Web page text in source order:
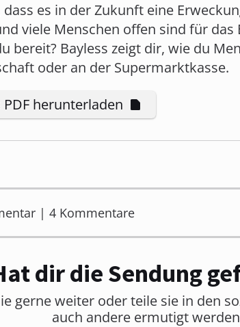
es in der Zukunft eine
viele Menschen offen sind für
bereit? Bayless zeigt dir, wie du
oder an der Supermarktkasse.
PDF herunterladen
| 4 Kommentare
dir die Sendung
gerne weiter oder teile sie in den
auch andere ermutigt